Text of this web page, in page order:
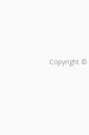
Copyright ©